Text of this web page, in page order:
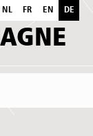
NL FR EN DE